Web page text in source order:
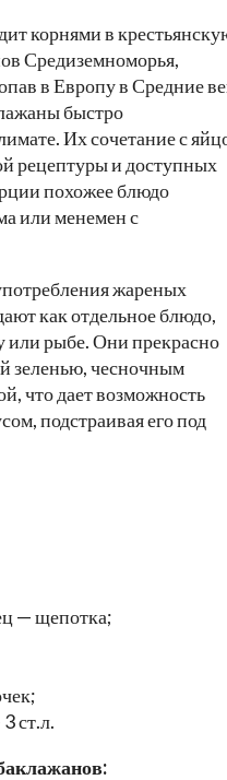
корнями в
Средиземноморья,
в Европу в Средние
быстро
Их сочетание с
рецептуры и доступных
похожее блюдо
или менемен с
жареных
как отдельное блюдо,
или рыбе. Они прекрасно
зеленью, чесночным
что дает возможность
подстраивая его под
— щепотка;
ст.л.